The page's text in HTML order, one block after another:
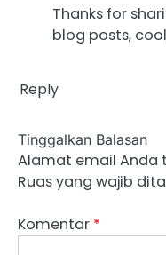
Thanks for
blog posts,
Reply
Tinggalkan Balasan
Alamat email Anda
Ruas yang wajib
Komentar *